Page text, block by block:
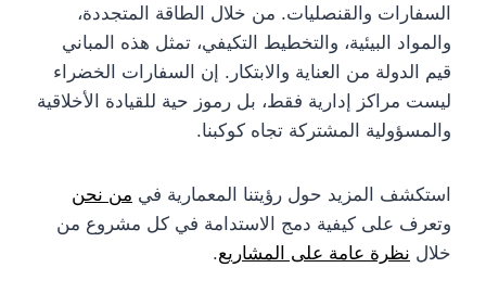
السفارات والقنصليات. من خلال الطاقة المتجددة،
والمواد البيئية، والتخطيط التكيفي، تمثل هذه المباني
قيم الدولة من العناية والابتكار. إن السفارات الخضراء
ليست مراكز إدارية فقط، بل رموز حية للقيادة الأخلاقية
والمسؤولية المشتركة تجاه كوكبنا.
استكشف المزيد حول رؤيتنا المعمارية في من نحن
وتعرف على كيفية دمج الاستدامة في كل مشروع من
خلال نظرة عامة على المشاريع.